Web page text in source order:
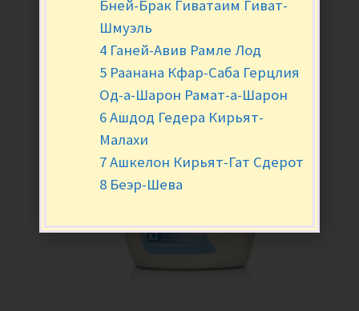
Бней-Брак Гиватаим Гиват-
Шмуэль
4 Ганей-Авив Рамле Лод
5 Раанана Кфар-Саба Герцлия
Од-а-Шарон Рамат-а-Шарон
6 Ашдод Гедера Кирьят-
Малахи
7 Ашкелон Кирьят-Гат Сдерот
8 Беэр-Шева